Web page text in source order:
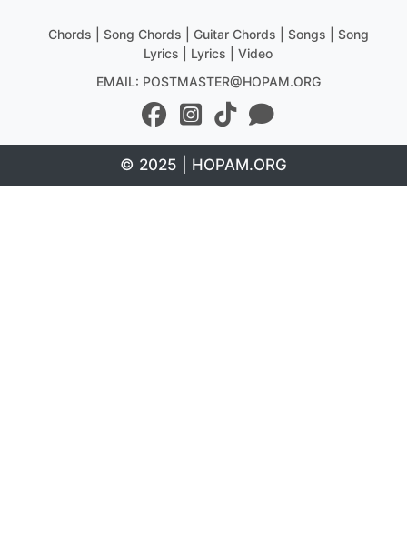
Chords | Song Chords | Guitar Chords | Songs | Song
Lyrics | Lyrics | Video
EMAIL: POSTMASTER@HOPAM.ORG
© 2025 | HOPAM.ORG